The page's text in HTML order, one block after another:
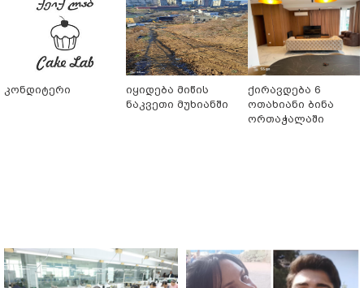
კონდიტერი
იყიდება მიწის
ნაკვეთი მუხიანში
ქირავდება 6
ოთახიანი ბინა
ორთაჭალაში